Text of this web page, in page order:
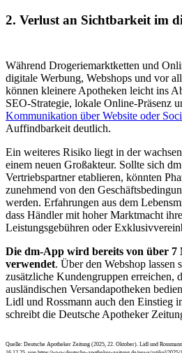
2. Verlust an Sichtbarkeit im
Während Drogeriemarktketten und
digitale Werbung, Webshops und vor
können kleinere Apotheken leicht ins
SEO-Strategie, lokale Online-Präsenz
Kommunikation über Website oder
Auffindbarkeit deutlich.
Ein weiteres Risiko liegt in der
einem neuen Großakteur. Sollte sich
Vertriebspartner etablieren, könnten
zunehmend von den
werden. Erfahrungen aus dem
dass Händler mit hoher Marktmacht
Leistungsgebühren oder
Die dm-App wird bereits von über 7
verwendet. Über den Webshop lassen
zusätzliche Kundengruppen erreichen,
ausländischen Versandapotheken
Lidl und Rossmann auch den Einstieg
schreibt die Deutsche Apotheker
Quelle: Deutsche Apotheker Zeitung (2025, 22. Oktober). Lidl und